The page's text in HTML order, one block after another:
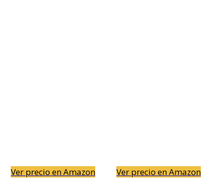
Ver precio en Amazon Ver precio en Amazon